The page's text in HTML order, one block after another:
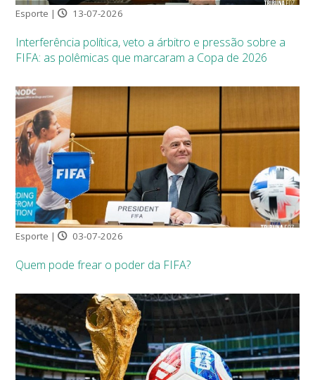
Esporte | 13-07-2026
Interferência política, veto a árbitro e pressão sobre a
FIFA: as polêmicas que marcaram a Copa de 2026
Esporte | 03-07-2026
Quem pode frear o poder da FIFA?